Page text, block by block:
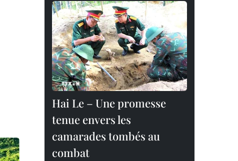
Hai Le – Une promesse
tenue envers les
camarades tombés au
combat